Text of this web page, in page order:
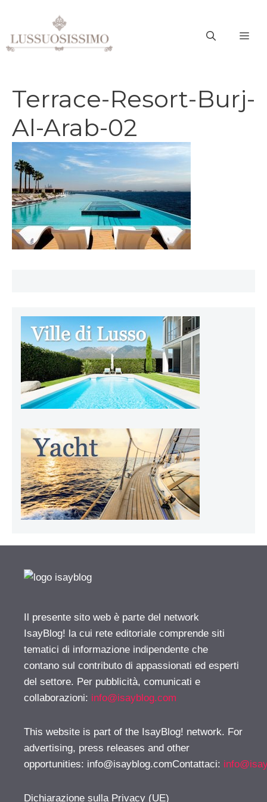
contenuto
Terrace-Resort-Burj-
Al-Arab-02
Il presente sito web è parte del network
IsayBlog! la cui rete editoriale comprende siti
tematici di informazione indipendente che
contano sul contributo di appassionati ed esperti
del settore. Per pubblicità, comunicati e
collaborazioni: info@isayblog.com
This website is part of the IsayBlog! network. For
advertising, press releases and other
opportunities: info@isayblog.comContattaci:
Dichiarazione sulla Privacy (UE)